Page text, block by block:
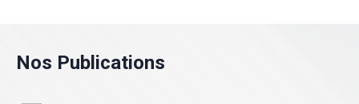
Nos Publications